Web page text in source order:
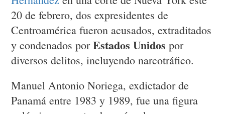
20 de febrero, dos expresidentes de
Centroamérica fueron acusados, extraditados
y condenados porEstados Unidos por
diversos delitos, incluyendo narcotráfico.
Manuel Antonio Noriega, exdictador de
Panamá entre 1983 y 1989, fue una figura